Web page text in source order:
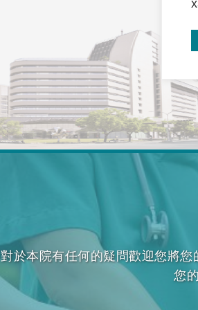
對於本院有任何的疑問歡迎您將
您